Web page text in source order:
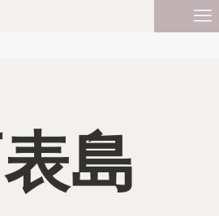
島